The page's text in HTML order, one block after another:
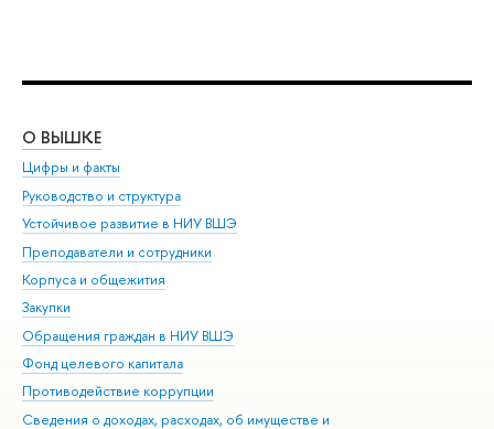
О ВЫШКЕ
Цифры и факты
Руководство и структура
Устойчивое развитие в НИУ ВШЭ
Преподаватели и сотрудники
Корпуса и общежития
Закупки
Обращения граждан в НИУ ВШЭ
Фонд целевого капитала
Противодействие коррупции
Сведения о доходах, расходах, об имуществе и